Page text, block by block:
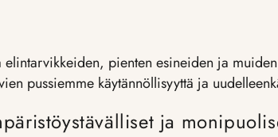
pienten esineiden ja
pussiemme käytännöllisyyttä ja
ja